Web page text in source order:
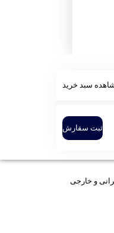
سبد خرید
ثبت سفارش
و خارجی